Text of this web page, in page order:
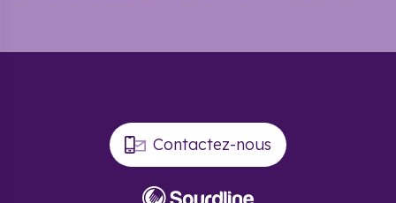
Contactez-nous